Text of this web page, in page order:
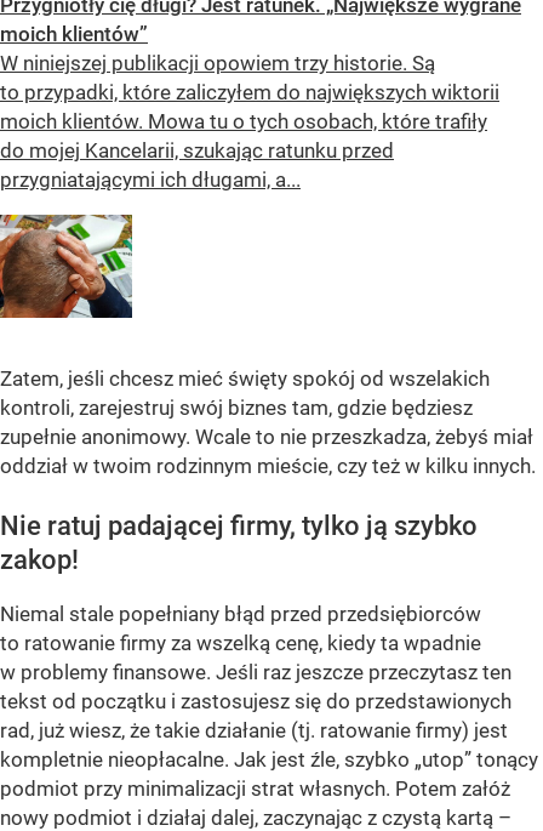
Przygniotły cię długi? Jest ratunek. „Największe wygrane
moich klientów”
W niniejszej publikacji opowiem trzy historie. Są
to przypadki, które zaliczyłem do największych wiktorii
moich klientów. Mowa tu o tych osobach, które trafiły
do mojej Kancelarii, szukając ratunku przed
przygniatającymi ich długami, a...
Zatem, jeśli chcesz mieć święty spokój od wszelakich
kontroli, zarejestruj swój biznes tam, gdzie będziesz
zupełnie anonimowy. Wcale to nie przeszkadza, żebyś miał
oddział w twoim rodzinnym mieście, czy też w kilku innych.
Nie ratuj padającej firmy, tylko ją szybko
zakop!
Niemal stale popełniany błąd przed przedsiębiorców
to ratowanie firmy za wszelką cenę, kiedy ta wpadnie
w problemy finansowe. Jeśli raz jeszcze przeczytasz ten
tekst od początku i zastosujesz się do przedstawionych
rad, już wiesz, że takie działanie (tj. ratowanie firmy) jest
kompletnie nieopłacalne. Jak jest źle, szybko „utop” tonący
podmiot przy minimalizacji strat własnych. Potem załóż
nowy podmiot i działaj dalej, zaczynając z czystą kartą –